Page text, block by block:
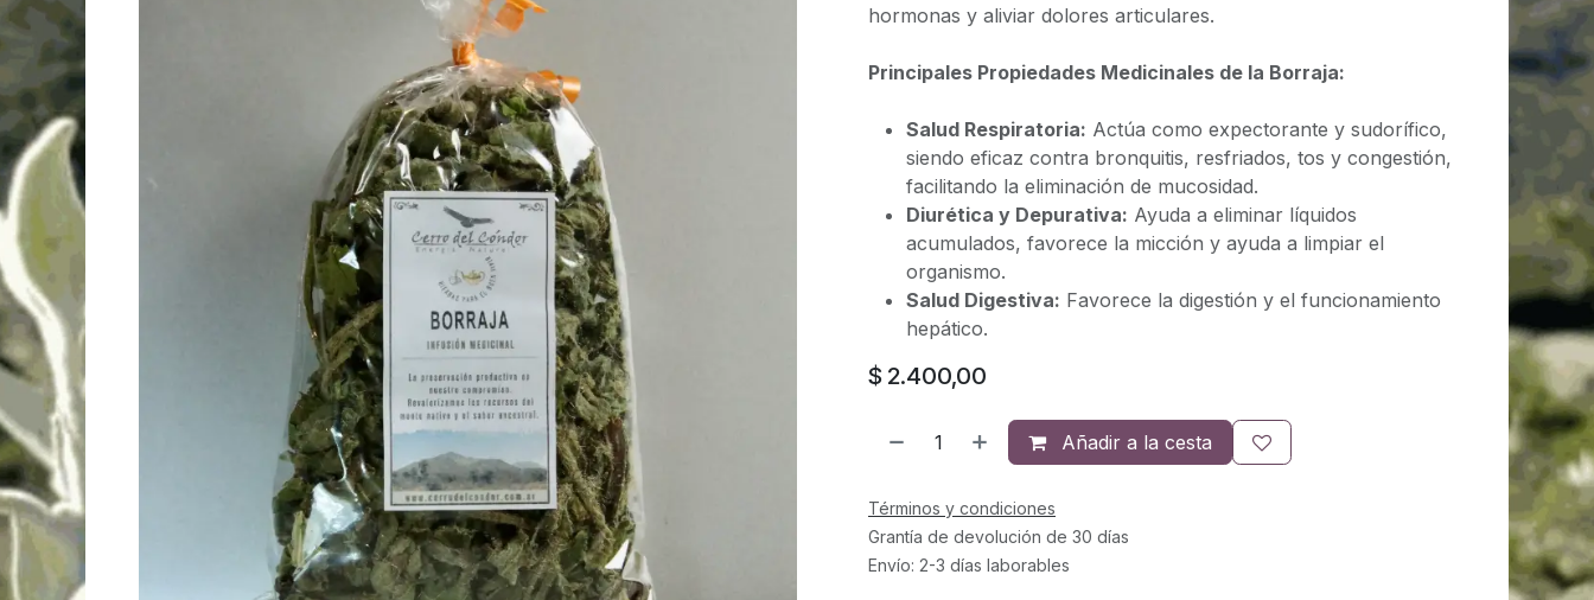
hormonas y aliviar dolores articulares.
Principales Propiedades Medicinales de la Borraja:
Salud Respiratoria: Actúa como expectorante y sudorífico,
siendo eficaz contra bronquitis, resfriados, tos y congestión,
facilitando la eliminación de mucosidad.
Diurética y Depurativa: Ayuda a eliminar líquidos
acumulados, favorece la micción y ayuda a limpiar el
organismo.
Salud Digestiva: Favorece la digestión y el funcionamiento
hepático.
$ 2.400,00
Añadir a la cesta
Términos y condiciones
Grantía de devolución de 30 días
Envío: 2-3 días laborables